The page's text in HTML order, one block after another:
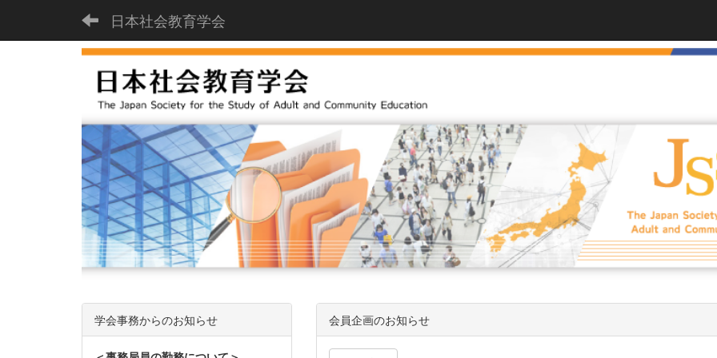
日本社会教育学会
会員企画のお知らせ
学会事務からのお知らせ